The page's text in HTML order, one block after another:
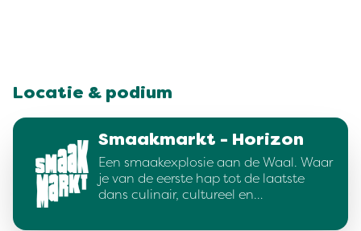
Locatie & podium
Smaakmarkt - Horizon
Een smaakexplosie aan de Waal. Waar
je van de eerste hap tot de laatste
dans culinair, cultureel en…